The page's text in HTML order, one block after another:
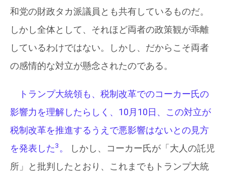
和党の財政タカ派議員とも共有しているものだ。
しかし全体として、それほど両者の政策観が乖離
しているわけではない。しかし、だからこそ両者
の感情的な対立が懸念されたのである。
トランプ大統領も、税制改革でのコーカー氏の
影響力を理解したらしく、10月10日、この対立が
税制改革を推進するうえで悪影響はないとの見方
を発表した3 。
しかし、コーカー氏が「大人の託児
所」と批判したとおり、これまでもトランプ大統